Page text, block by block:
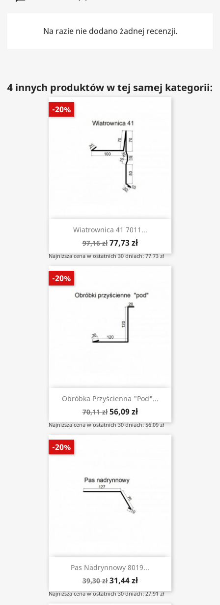
Na razie nie dodano żadnej recenzji.
4 innych produktów w tej samej kategorii:
Wiatrownica 41 7011...
97,16 zł 77,73 zł
Najniższa cena w ostatnich 30 dniach: 77.73 zł
-20%
Obróbka Przyścienna "pod"...
70,11 zł 56,09 zł
Najniższa cena w ostatnich 30 dniach: 56.09 zł
-20%
Pas Nadrynnowy 8019...
39,30 zł 31,44 zł
Najniższa cena w ostatnich 30 dniach: 27.91 zł
-20%